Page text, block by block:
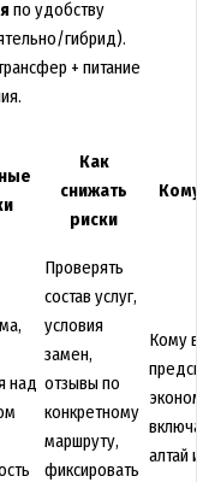
по удобству
гибрид).
+ питание
Как
снижать
риски
над
Проверять
состав услуг,
условия
замен,
отзывы по
конкретному
маршруту,
фиксировать
Кому
алтай